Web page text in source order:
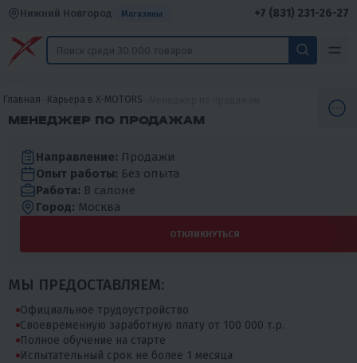
Нижний Новгород Магазины +7 (831) 231-26-27
Главная Карьера в X-MOTORS
МЕНЕДЖЕР ПО ПРОДАЖАМ
Направление: Продажи
Опыт работы: Без опыта
Работа: В салоне
Город: Москва
ОТКЛИКНУТЬСЯ
МЫ ПРЕДОСТАВЛЯЕМ:
Официальное трудоустройство
Своевременную заработную плату от 100 000 т.р.
Полное обучение на старте
Испытательный срок не более 1 месяца